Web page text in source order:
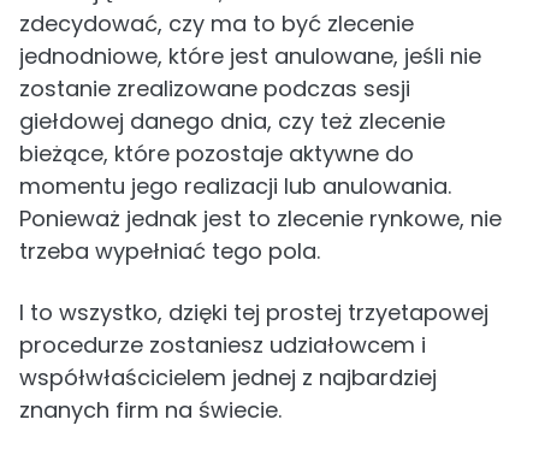
zdecydować, czy ma to być zlecenie
jednodniowe, które jest anulowane, jeśli nie
zostanie zrealizowane podczas sesji
giełdowej danego dnia, czy też zlecenie
bieżące, które pozostaje aktywne do
momentu jego realizacji lub anulowania.
Ponieważ jednak jest to zlecenie rynkowe, nie
trzeba wypełniać tego pola.
I to wszystko, dzięki tej prostej trzyetapowej
procedurze zostaniesz udziałowcem i
współwłaścicielem jednej z najbardziej
znanych firm na świecie.